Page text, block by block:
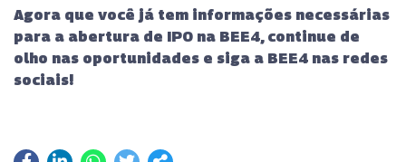
Agora que você já tem informações necessárias
para a abertura de IPO na BEE4, continue de
olho nas oportunidades e siga a BEE4 nas redes
sociais!